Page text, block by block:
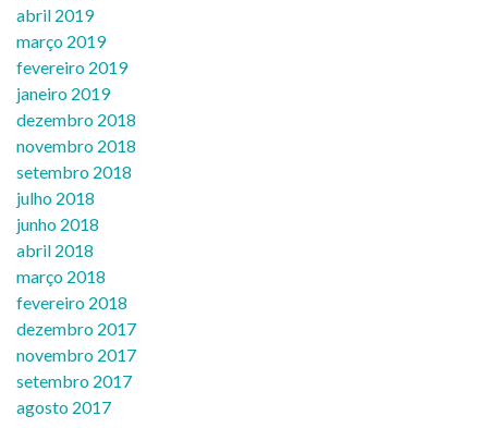
abril 2019
março 2019
fevereiro 2019
janeiro 2019
dezembro 2018
novembro 2018
setembro 2018
julho 2018
junho 2018
abril 2018
março 2018
fevereiro 2018
dezembro 2017
novembro 2017
setembro 2017
agosto 2017